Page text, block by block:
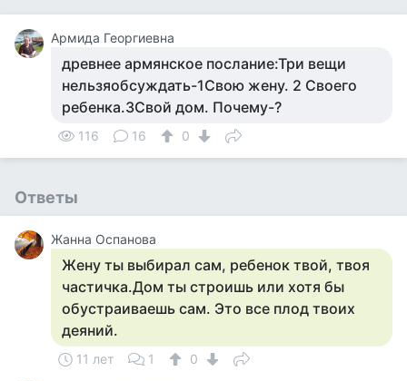
Армида Георгиевна
древнее армянское послание:Три вещи
нельзяобсуждать-1Свою жену. 2 Своего
ребенка.3Свой дом. Почему-?
116 16 0
Ответы
Жанна Оспанова
Жену ты выбирал сам, ребенок твой, твоя
частичка.Дом ты строишь или хотя бы
обустраиваешь сам. Это все плод твоих
деяний.
11 лет 1
0